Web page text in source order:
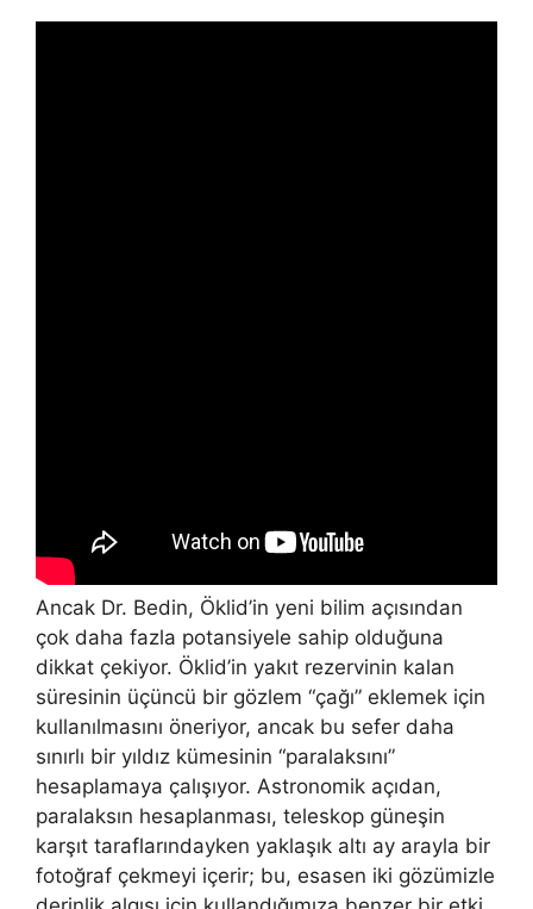
Ancak Dr. Bedin, Öklid’in yeni bilim açısından
çok daha fazla potansiyele sahip olduğuna
dikkat çekiyor. Öklid’in yakıt rezervinin kalan
süresinin üçüncü bir gözlem “çağı” eklemek için
kullanılmasını öneriyor, ancak bu sefer daha
sınırlı bir yıldız kümesinin “paralaksını”
hesaplamaya çalışıyor. Astronomik açıdan,
paralaksın hesaplanması, teleskop güneşin
karşıt taraflarındayken yaklaşık altı ay arayla bir
fotoğraf çekmeyi içerir; bu, esasen iki gözümizle